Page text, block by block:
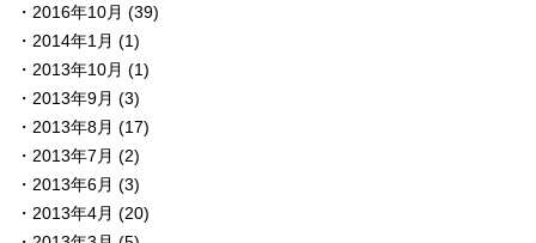
2016年10月 (39)
2014年1月 (1)
2013年10月 (1)
2013年9月 (3)
2013年8月 (17)
2013年7月 (2)
2013年6月 (3)
2013年4月 (20)